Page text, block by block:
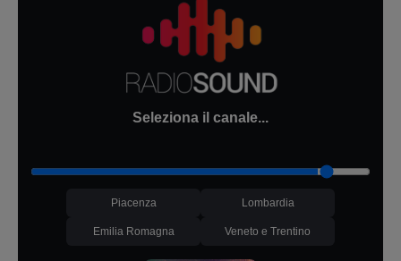
Seleziona il canale...
Piacenza Lombardia
Emilia Romagna Veneto e Trentino